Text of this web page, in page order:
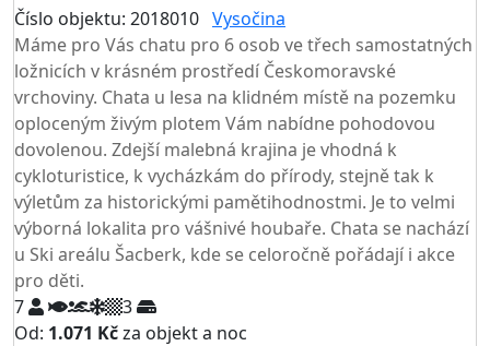
Číslo objektu: 2018010 Vysočina
Máme pro Vás chatu pro 6 osob ve třech samostatných
ložnicích v krásném prostředí Českomoravské
vrchoviny. Chata u lesa na klidném místě na pozemku
oploceným živým plotem Vám nabídne pohodovou
dovolenou. Zdejší malebná krajina je vhodná k
cykloturistice, k vycházkám do přírody, stejně tak k
výletům za historickými pamětihodnostmi. Je to velmi
výborná lokalita pro vášnivé houbaře. Chata se nachází
u Ski areálu Šacberk, kde se celoročně pořádají i akce
pro děti.
7
3
Od: 1.071 Kčza objekt a noc